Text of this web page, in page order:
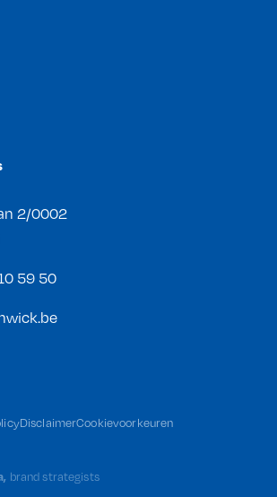
2/0002
59 50
DisclaimerCookievoorkeuren
brand strategists